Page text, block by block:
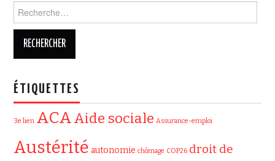
ÉTIQUETTES
3e lien ACAAide sociale Assurance-emploi
Austérité autonomie chômage COP26 droit de